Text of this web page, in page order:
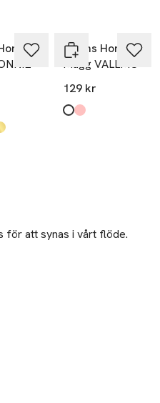
finns i färgerna:
Åhléns Home
Mugg VALLMO
129 kr
Produkten finns i
Off White
Pink,
för att synas i vårt flöde.